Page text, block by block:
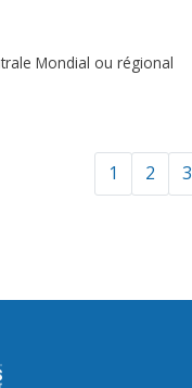
Mondial ou régional
1 2 3